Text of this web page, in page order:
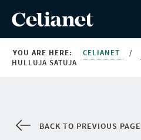
YOU ARE HERE: CELIANET /
HULLUJA SATUJA
BACK TO PREVIOUS PAGE